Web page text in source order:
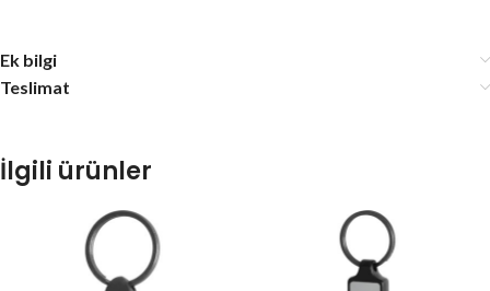
Ek bilgi
Teslimat
İlgili ürünler